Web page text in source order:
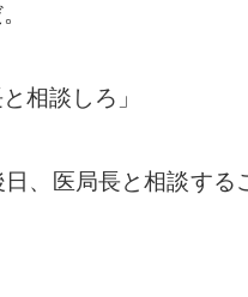
相談しろ」
、医局長と相談する